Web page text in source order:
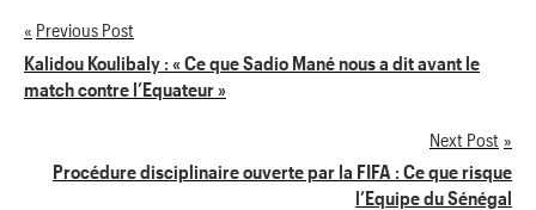
Navigation
de
Previous Post
Kalidou Koulibaly : « Ce que Sadio Mané nous a dit avant le
match contre l’Equateur »
Next Post
Procédure disciplinaire ouverte par la FIFA : Ce que risque
l’Equipe du Sénégal